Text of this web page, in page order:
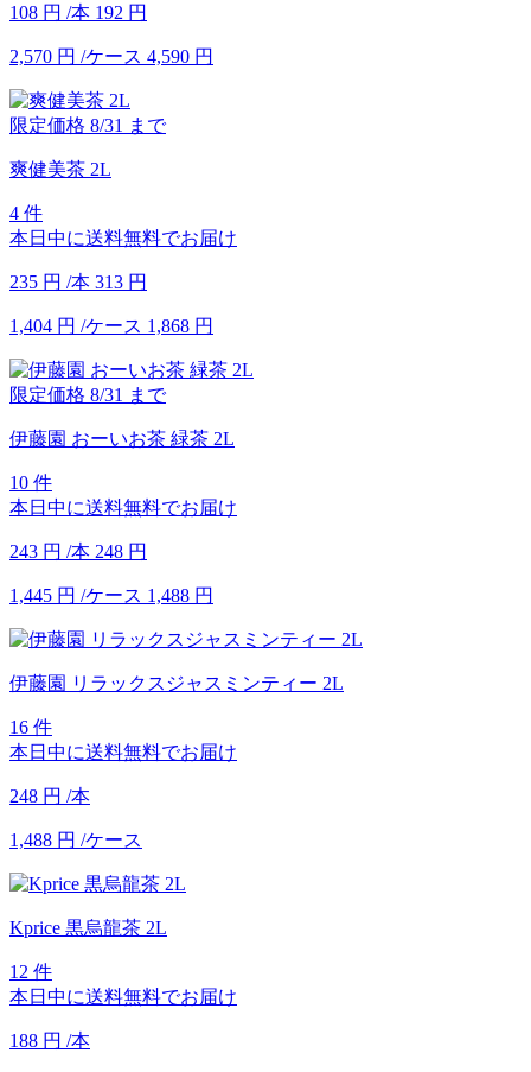
108 円 /本 192 円
2,570 円 /ケース 4,590 円
限定価格 8/31 まで
爽健美茶 2L
4 件
本日中に送料無料でお届け
235 円 /本 313 円
1,404 円 /ケース 1,868 円
限定価格 8/31 まで
伊藤園 おーいお茶 緑茶 2L
10 件
本日中に送料無料でお届け
243 円 /本 248 円
1,445 円 /ケース 1,488 円
伊藤園 リラックスジャスミンティー 2L
16 件
本日中に送料無料でお届け
248 円 /本
1,488 円 /ケース
Kprice 黒烏龍茶 2L
12 件
本日中に送料無料でお届け
188 円 /本